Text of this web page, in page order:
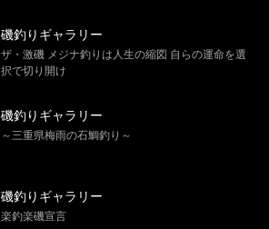
磯釣りギャラリー
ザ・激磯 メジナ釣りは人生の縮図 自らの運命を選
択で切り開け
磯釣りギャラリー
～三重県梅雨の石鯛釣り～
磯釣りギャラリー
楽釣楽磯宣言